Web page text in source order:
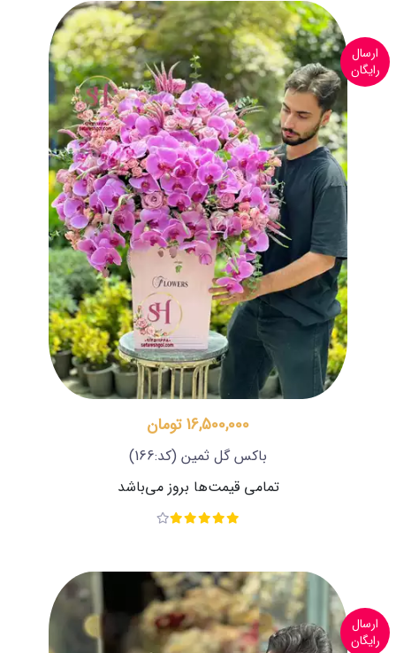
ارسال
رایگان
16,500,000 تومان
باکس گل ثمین (کد:166)
تمامی قیمت‌ها بروز می‌باشد
ارسال
رایگان